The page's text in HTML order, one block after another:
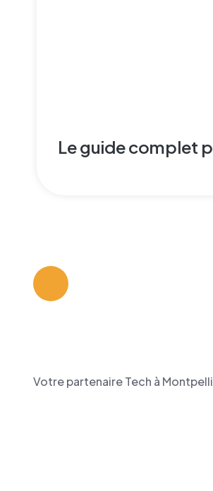
Le guide complet
Votre partenaire Tech à